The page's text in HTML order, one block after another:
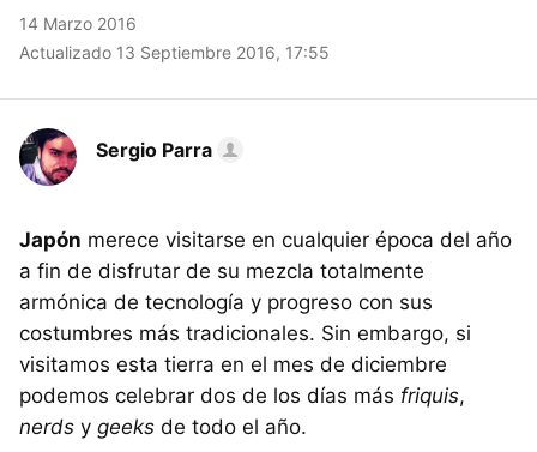
14 Marzo 2016
Actualizado 13 Septiembre 2016, 17:55
Sergio Parra
Japón merece visitarse en cualquier época del año
a fin de disfrutar de su mezcla totalmente
armónica de tecnología y progreso con sus
costumbres más tradicionales. Sin embargo, si
visitamos esta tierra en el mes de diciembre
podemos celebrar dos de los días más friquis,
nerds y geeks de todo el año.